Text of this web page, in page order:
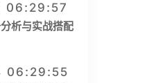
06:29:57
析与实战搭配
06:29:55